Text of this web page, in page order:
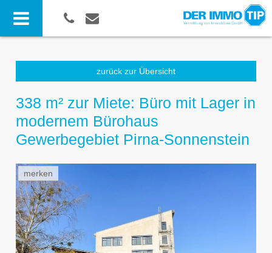
zurück zur Übersicht
338 m² zur Miete: Büro mit Lager in
modernem Bürohaus
Gewerbegebiet Pirna-Sonnenstein
merken